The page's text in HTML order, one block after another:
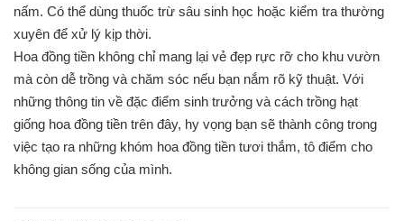
nấm. Có thể dùng thuốc trừ sâu sinh học hoặc kiểm tra thường
xuyên để xử lý kịp thời.
Hoa đồng tiền không chỉ mang lại vẻ đẹp rực rỡ cho khu vườn
mà còn dễ trồng và chăm sóc nếu bạn nắm rõ kỹ thuật. Với
những thông tin về đặc điểm sinh trưởng và cách trồng hạt
giống hoa đồng tiền trên đây, hy vọng bạn sẽ thành công trong
việc tạo ra những khóm hoa đồng tiền tươi thắm, tô điểm cho
không gian sống của mình.